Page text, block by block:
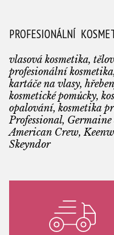
PROFESIONÁLNÍ
vlasová kosmetika,
profesionální
kartáče na vlasy,
kosmetické pomůcky,
opalování, kosmetika
Professional,
American Crew,
Skeyndor